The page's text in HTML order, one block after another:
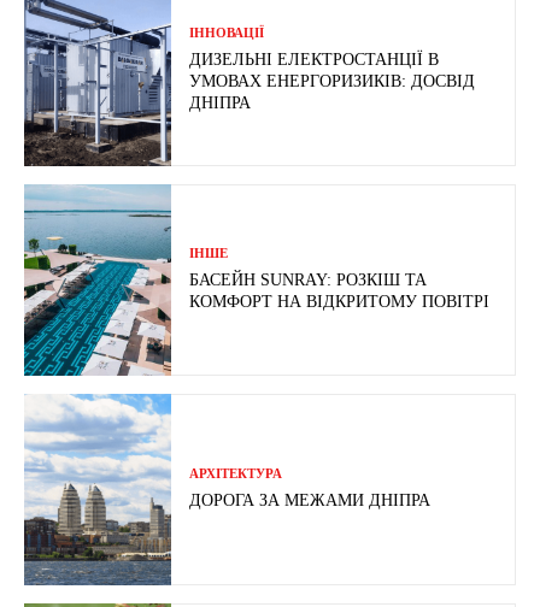
ІННОВАЦІЇ
ДИЗЕЛЬНІ ЕЛЕКТРОСТАНЦІЇ В
УМОВАХ ЕНЕРГОРИЗИКІВ: ДОСВІД
ДНІПРА
ІНШЕ
БАСЕЙН SUNRAY: РОЗКІШ ТА
КОМФОРТ НА ВІДКРИТОМУ ПОВІТРІ
АРХІТЕКТУРА
ДОРОГА ЗА МЕЖАМИ ДНІПРА